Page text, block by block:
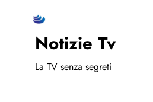
Notizie Tv
La TV senza segreti